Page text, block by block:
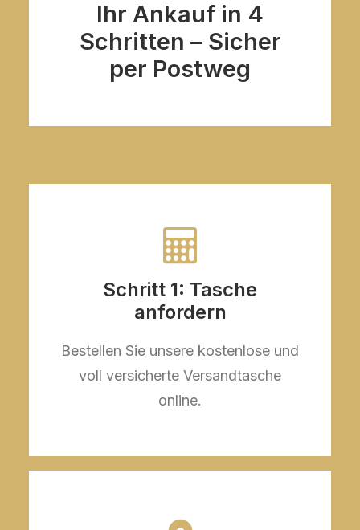
Ihr Ankauf in 4
Schritten – Sicher
per Postweg
Schritt 1: Tasche
anfordern
Bestellen Sie unsere kostenlose und
voll versicherte Versandtasche
online.